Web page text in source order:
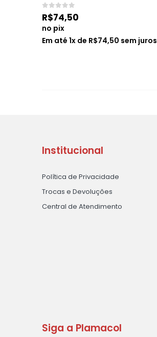
de 5
R$74,50
no pix
Em até 1x de R$74,50 sem juros
Institucional
Política de Privacidade
Trocas e Devoluções
Central de Atendimento
Siga a Plamacol